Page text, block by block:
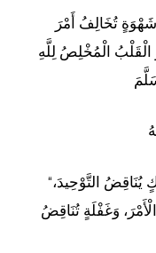
تُخَالِفُ أَمْرَ
الْمُخْلِصُ لِلَّهِ
“الْقَلْبُ السَّلِيمُ هُوَ الَّذِي سَلِمَ مِنْ شِرْكٍ يُنَاقِضُ التَّوْحِيدَ،
وَغَفْلَةٍ تُنَاقِضُ